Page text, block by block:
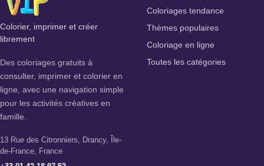
Colorier, imprimer et créer
librement
Des coloriages gratuits à
consulter, imprimer et colorier en
ligne, avec une navigation simple
pour les activités créatives en
famille.
13 Rue des Citronniers, Drancy, Île-
de-France, France
Coloriages tendance
Thèmes populaires
Coloriage en ligne
Toutes les catégories